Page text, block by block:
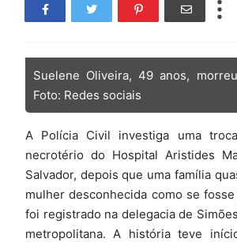
Suelene Oliveira, 49 anos,
Foto: Redes sociais
A Polícia Civil investiga uma
necrotério do Hospital Aristides
Salvador, depois que uma família
mulher desconhecida como se
foi registrado na delegacia de
metropolitana. A história teve